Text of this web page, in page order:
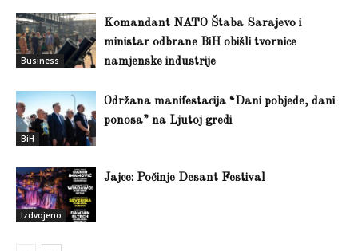
Business
Komandant NATO Štaba Sarajevo i
ministar odbrane BiH obišli tvornice
namjenske industrije
BiH
Održana manifestacija “Dani pobjede, dani
ponosa” na Ljutoj gredi
Izdvojeno
Jajce: Počinje Desant Festival